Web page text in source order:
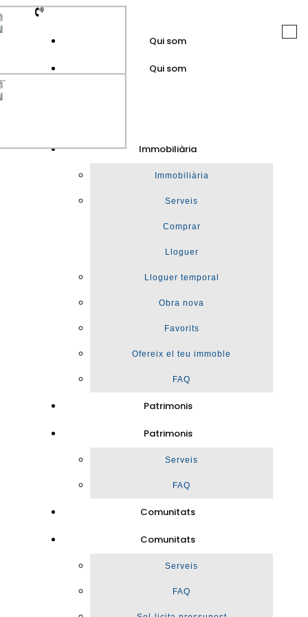
Qui som
Qui som
Immobiliària
Immobiliària
Serveis
Comprar
Lloguer
Lloguer temporal
Obra nova
Favorits
Ofereix el teu immoble
FAQ
Patrimonis
Patrimonis
Serveis
FAQ
Comunitats
Comunitats
Serveis
FAQ